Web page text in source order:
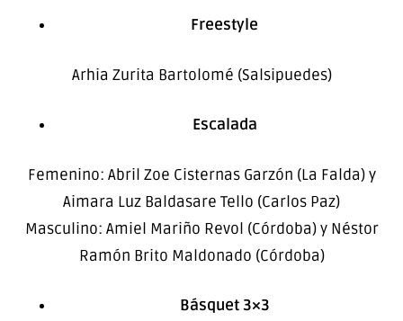
Freestyle
Arhia Zurita Bartolomé (Salsipuedes)
Escalada
Femenino: Abril Zoe Cisternas Garzón (La Falda) y
Aimara Luz Baldasare Tello (Carlos Paz)
Masculino: Amiel Mariño Revol (Córdoba) y Néstor
Ramón Brito Maldonado (Córdoba)
Básquet 3×3